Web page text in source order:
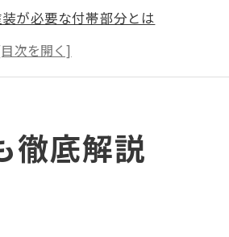
が必要な付帯部分とは
装で長持ちする理由
分の劣化サインを見極める
適な判断とは
付帯部分選定のコツ
徹底解説